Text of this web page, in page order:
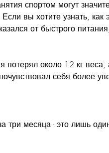
спортом могут
вы хотите узнать, как
от быстрого
я потерял около 12 кг
себя более
три месяца - это лишь